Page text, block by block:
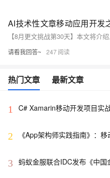
请看我回答~ 247
热门文章 最新文章
1 C# Xamarin移动开发项目实
2 《App架构师实践指南》：
3
蚂蚁金服联合IDC发布《中